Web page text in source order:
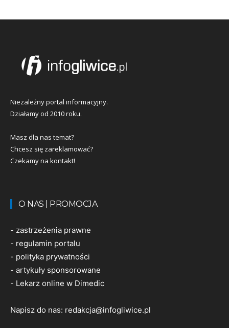
Niezależny portal informacyjny.
Działamy od 2010 roku.
Masz dla nas temat?
Chcesz się zareklamować?
Czekamy na kontakt!
O NAS | PROMOCJA
- zastrzeżenia prawne
- regulamin portalu
- polityka prywatności
- artykuły sponsorowane
- Lekarz online w Dimedic
Napisz do nas: redakcja@infogliwice.pl